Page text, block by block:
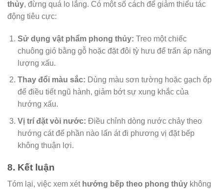
thủy, đừng quá lo lắng. Có một số cách để giảm thiểu tác
động tiêu cực:
Sử dụng vật phẩm phong thủy: Treo một chiếc
chuông gió bằng gỗ hoặc đặt đôi tỳ hưu để trấn áp năng
lượng xấu.
Thay đổi màu sắc: Dùng màu sơn tường hoặc gạch ốp
để điều tiết ngũ hành, giảm bớt sự xung khắc của
hướng xấu.
Vị trí đặt vòi nước: Điều chỉnh dòng nước chảy theo
hướng cát để phần nào lấn át đi phương vị đặt bếp
không thuận lợi.
8. Kết luận
Tóm lại, việc xem xét hướng bếp theo phong thủy không